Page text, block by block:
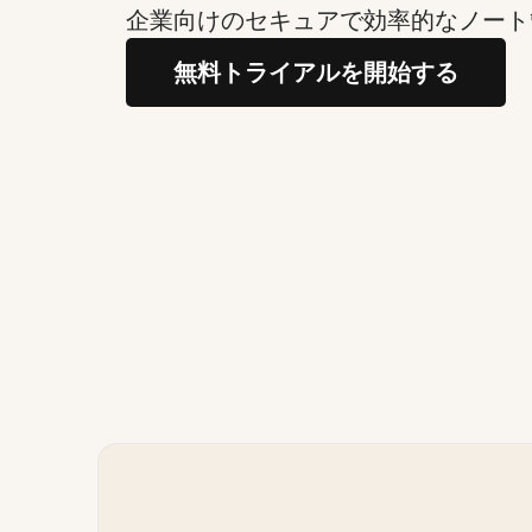
企業向けのセキュアで効率的なノー
無料トライアルを開始する